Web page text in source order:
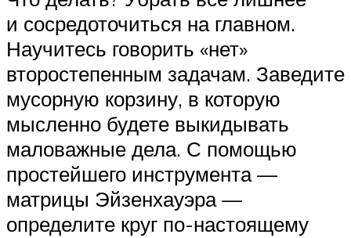
и сосредоточиться на главном.
Научитесь говорить «нет»
второстепенным задачам. Заведите
мусорную корзину, в которую
мысленно будете выкидывать
маловажные дела. С помощью
простейшего инструмента —
матрицы Эйзенхауэра —
определите круг по-настоящему